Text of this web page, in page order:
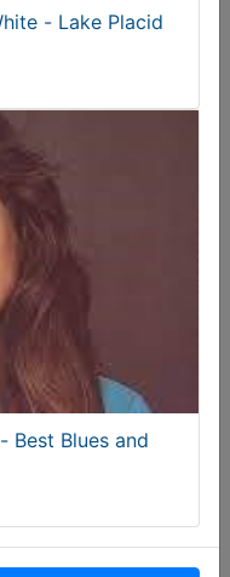
Blues and
Hele Tour
- Lake Placid
Best Blues and